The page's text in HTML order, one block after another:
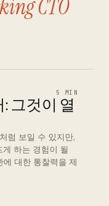
CTO
5 MIN
그것이 열
럼 보일 수 있지만,
하는 경험이 될
대한 통찰력을 제